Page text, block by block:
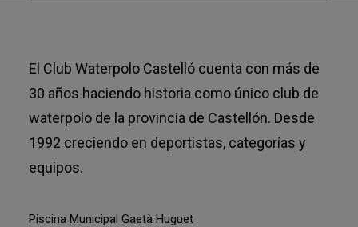
El Club Waterpolo Castelló cuenta con más de
30 años haciendo historia como único club de
waterpolo de la provincia de Castellón. Desde
1992 creciendo en deportistas, categorías y
equipos.
Piscina Municipal Gaetà Huguet